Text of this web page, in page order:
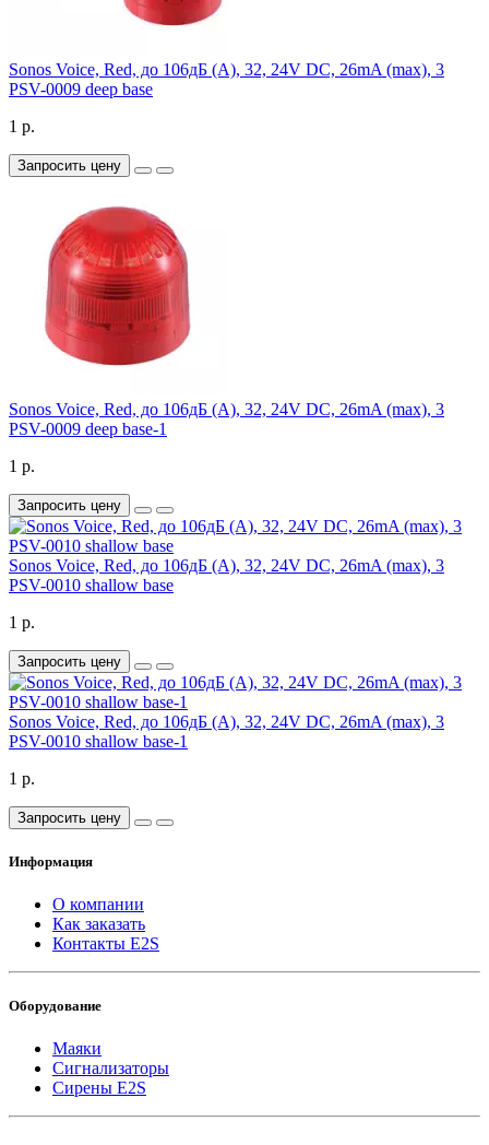
Sonos Voice, Red, до 106дБ (A), 32, 24V DC, 26mA (max), 3
PSV-0009 deep base
1 р.
Запросить цену
Sonos Voice, Red, до 106дБ (A), 32, 24V DC, 26mA (max), 3
PSV-0009 deep base-1
1 р.
Запросить цену
Sonos Voice, Red, до 106дБ (A), 32, 24V DC, 26mA (max), 3
PSV-0010 shallow base
1 р.
Запросить цену
Sonos Voice, Red, до 106дБ (A), 32, 24V DC, 26mA (max), 3
PSV-0010 shallow base-1
1 р.
Запросить цену
Информация
О компании
Как заказать
Контакты E2S
Оборудование
Маяки
Сигнализаторы
Сирены E2S